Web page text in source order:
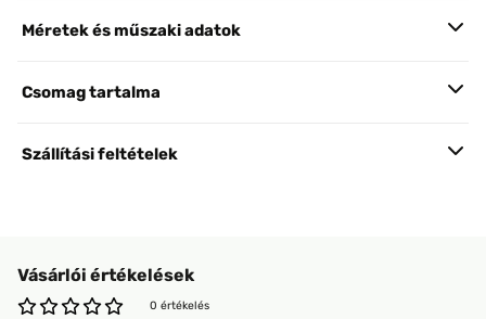
Méretek és műszaki adatok
Csomag tartalma
Szállítási feltételek
Vásárlói értékelések
0 értékelés